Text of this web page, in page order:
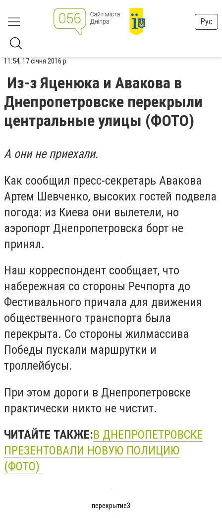
Рус
11:54, 17 січня 2016 р.
Из-з Яценюка и Авакова в
Днепропетровске перекрыли
центральные улицы (ФОТО)
А они не приехали.
Как сообщил пресс-секретарь Авакова
Артем Шевченко, высоких гостей подвела
погода: из Киева они вылетели, но
аэропорт Днепропетровска борт не
принял.
Наш корреспондент сообщает, что
набережная со стороны Речпорта до
Фестивального причала для движения
общественного транспорта была
перекрыта. Со стороны жилмассива
Победы пускали маршрутки и
троллейбусы.
При этом дороги в Днепропетровске
практически никто не чистит.
ЧИТАЙТЕ ТАКЖЕ:В ДНЕПРОПЕТРОВСКЕ
ПРЕЗЕНТОВАЛИ НОВУЮ ПОЛИЦИЮ
(ФОТО)
перекрытие3